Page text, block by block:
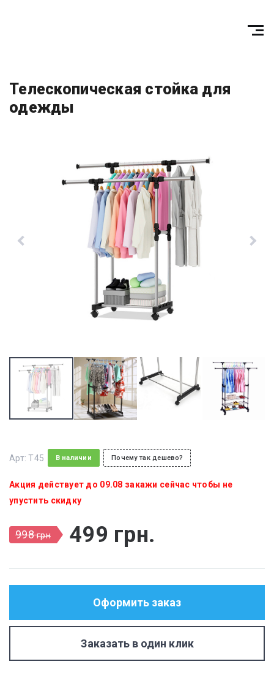
Телескопическая стойка для
одежды
Арт:T45 В наличии Почему так дешево?
Акция действует до 09.08 закажи сейчас чтобы не
упустить скидку
998грн 499 грн.
Оформить заказ
Заказать в один клик